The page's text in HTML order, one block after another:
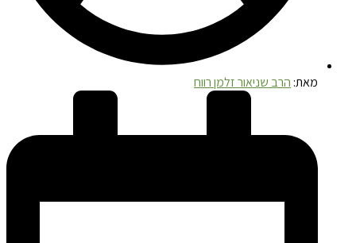
מאת: הרב שניאור זלמן רווח